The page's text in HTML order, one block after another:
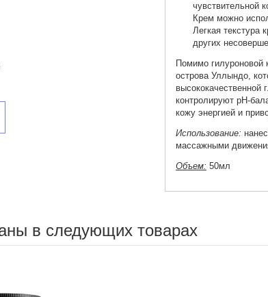
чувствительной
Крем можно
Легкая текстура
других
Помимо гилуроновой
острова Уллындо,
контролируют рН-
кожу энергией и
Использование:
массажными
Объем: 50мл
в следующих товарах